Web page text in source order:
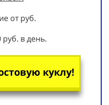
от руб.
в день.
куклу!